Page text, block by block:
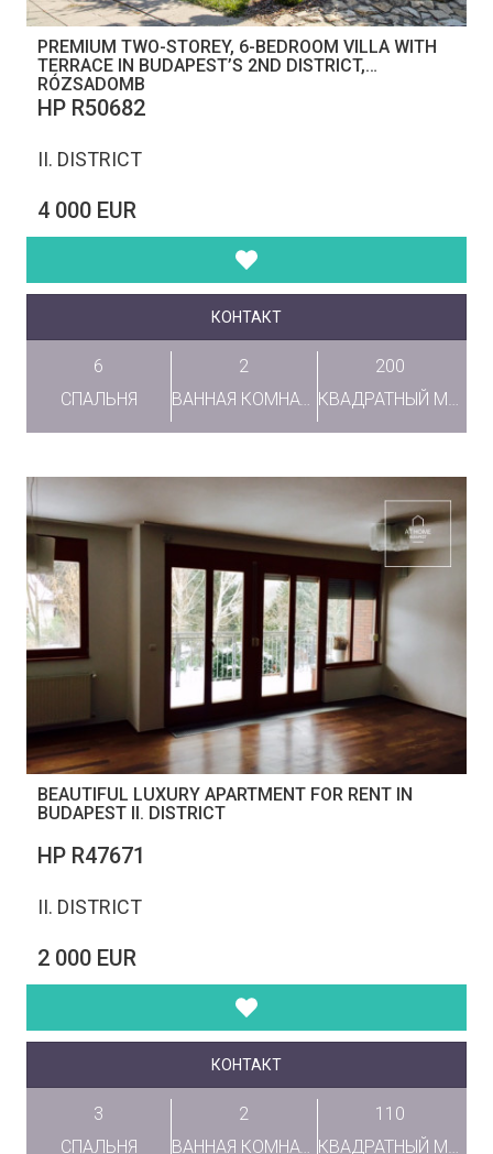
PREMIUM TWO-STOREY, 6-BEDROOM VILLA WITH
TERRACE IN BUDAPEST’S 2ND DISTRICT,
RÓZSADOMB
НР R50682
II. DISTRICT
4 000 EUR
КОНТАКТ
6
СПАЛЬНЯ
2
200
BEAUTIFUL LUXURY APARTMENT FOR RENT IN
BUDAPEST II. DISTRICT
НР R47671
II. DISTRICT
2 000 EUR
КОНТАКТ
3
СПАЛЬНЯ
2
110